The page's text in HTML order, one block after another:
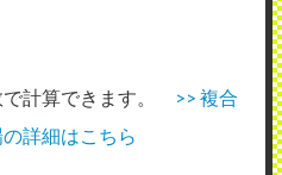
で計算できます。
>> 複合
詳細はこちら